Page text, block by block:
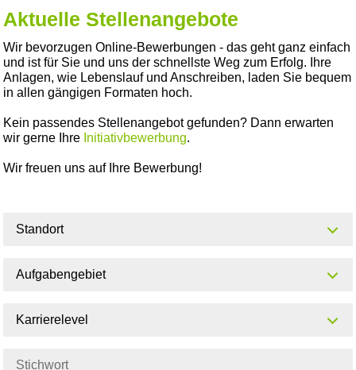
Aktuelle Stellenangebote
Wir bevorzugen Online-Bewerbungen - das geht ganz einfach
und ist für Sie und uns der schnellste Weg zum Erfolg. Ihre
Anlagen, wie Lebenslauf und Anschreiben, laden Sie bequem
in allen gängigen Formaten hoch.
Kein passendes Stellenangebot gefunden? Dann erwarten
wir gerne Ihre Initiativbewerbung.
Wir freuen uns auf Ihre Bewerbung!
Standort
Aufgabengebiet
Karrierelevel